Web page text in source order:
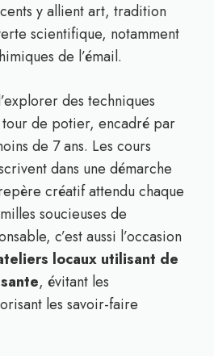
y allient art, tradition
scientifique, notamment
de l’émail.
des techniques
tour de potier, encadré par
de 7 ans. Les cours
dans une démarche
créatif attendu chaque
soucieuses de
c’est aussi l’occasion
locaux utilisant de
, évitant les
les savoir-faire